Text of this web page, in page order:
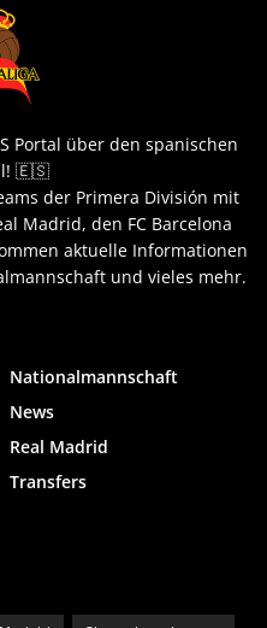
Portal über den spanischen
🇪🇸
der Primera División mit
Madrid, den FC Barcelona
aktuelle Informationen
und vieles mehr.
Nationalmannschaft
News
Real Madrid
Transfers